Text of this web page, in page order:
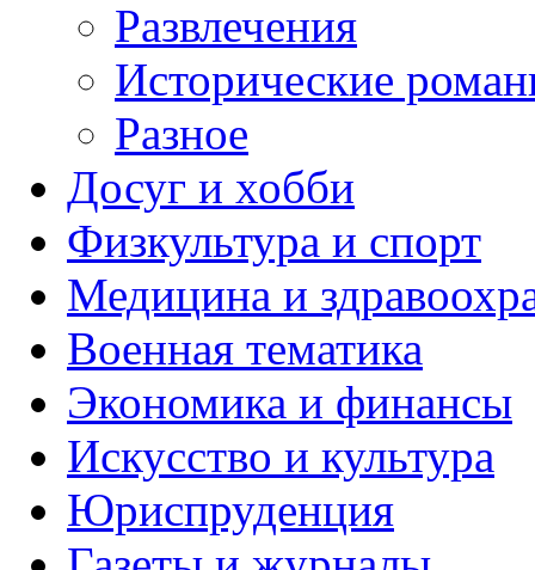
Развлечения
Исторические
Разное
Досуг и хобби
Физкультура и спорт
Медицина и
Военная тематика
Экономика и финансы
Искусство и культура
Юриспруденция